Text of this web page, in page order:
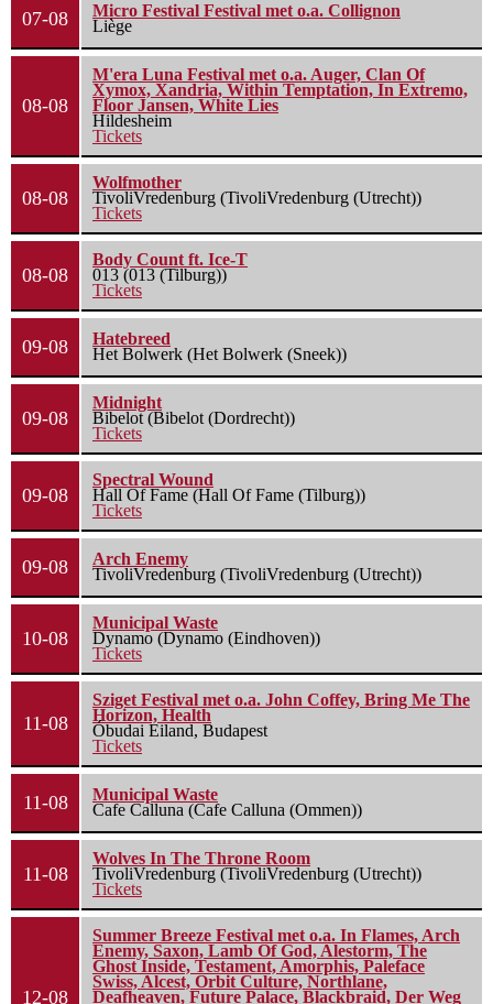
07-08
Micro Festival Festival met o.a. Collignon
Liège
08-08
M'era Luna Festival met o.a. Auger, Clan Of
Xymox, Xandria, Within Temptation, In Extremo,
Floor Jansen, White Lies
Hildesheim
Tickets
08-08
Wolfmother
TivoliVredenburg (TivoliVredenburg (Utrecht))
Tickets
08-08
Body Count ft. Ice-T
013 (013 (Tilburg))
Tickets
09-08
Hatebreed
Het Bolwerk (Het Bolwerk (Sneek))
09-08
Midnight
Bibelot (Bibelot (Dordrecht))
Tickets
09-08
Spectral Wound
Hall Of Fame (Hall Of Fame (Tilburg))
Tickets
09-08
Arch Enemy
TivoliVredenburg (TivoliVredenburg (Utrecht))
10-08
Municipal Waste
Dynamo (Dynamo (Eindhoven))
Tickets
11-08
Sziget Festival met o.a. John Coffey, Bring Me The
Horizon, Health
Óbudai Eiland, Budapest
Tickets
11-08
Municipal Waste
Cafe Calluna (Cafe Calluna (Ommen))
11-08
Wolves In The Throne Room
TivoliVredenburg (TivoliVredenburg (Utrecht))
Tickets
12-08
Summer Breeze Festival met o.a. In Flames, Arch
Enemy, Saxon, Lamb Of God, Alestorm, The
Ghost Inside, Testament, Amorphis, Paleface
Swiss, Alcest, Orbit Culture, Northlane,
Deafheaven, Future Palace, Blackbraid, Der Weg